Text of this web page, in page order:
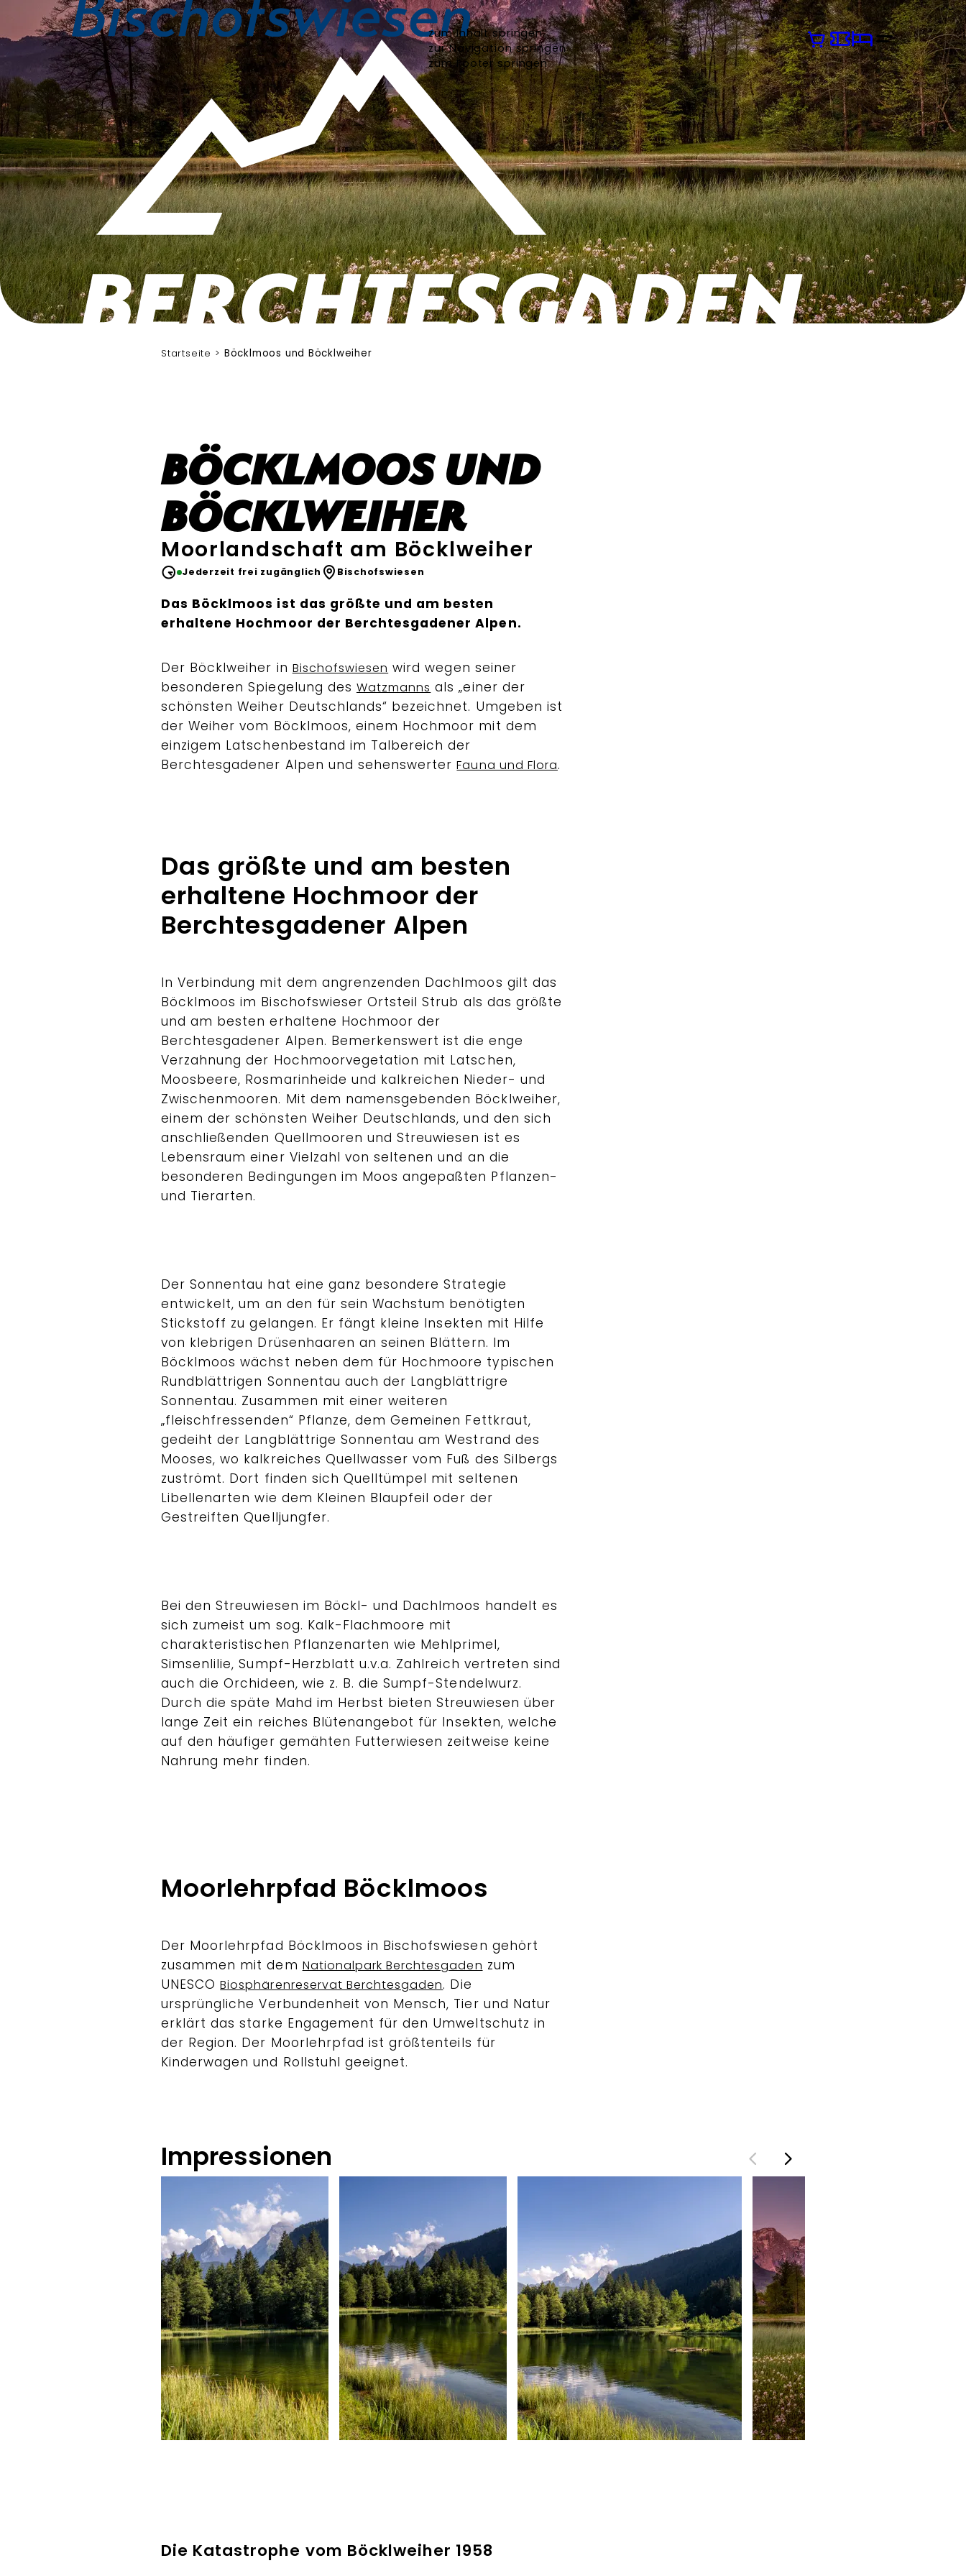
zum Inhalt springen
zur Navigation springen
zum Footer springen
Startseite Böcklmoos und Böcklweiher
Böcklmoos und
Böcklweiher
Moorlandschaft am Böcklweiher
Jederzeit frei zugänglich Bischofswiesen
Das Böcklmoos ist das größte und am besten
erhaltene Hochmoor der Berchtesgadener Alpen.
Der Böcklweiher in Bischofswiesen wird wegen seiner
besonderen Spiegelung des Watzmanns als „einer der
schönsten Weiher Deutschlands“ bezeichnet. Umgeben ist
der Weiher vom Böcklmoos, einem Hochmoor mit dem
einzigem Latschenbestand im Talbereich der
Berchtesgadener Alpen und sehenswerterFauna und Flora.
Das größte und am besten
erhaltene Hochmoor der
Berchtesgadener Alpen
In Verbindung mit dem angrenzenden Dachlmoos gilt das
Böcklmoos im Bischofswieser Ortsteil Strub als das größte
und am besten erhaltene Hochmoor der
Berchtesgadener Alpen. Bemerkenswert ist die enge
Verzahnung der Hochmoorvegetation mit Latschen,
Moosbeere, Rosmarinheide und kalkreichen Nieder- und
Zwischenmooren. Mit dem namensgebenden Böcklweiher,
einem der schönsten Weiher Deutschlands, und den sich
anschließenden Quellmooren und Streuwiesen ist es
Lebensraum einer Vielzahl von seltenen und an die
besonderen Bedingungen im Moos angepaßten Pflanzen-
und Tierarten.
Der Sonnentau hat eine ganz besondere Strategie
entwickelt, um an den für sein Wachstum benötigten
Stickstoff zu gelangen. Er fängt kleine Insekten mit Hilfe
von klebrigen Drüsenhaaren an seinen Blättern. Im
Böcklmoos wächst neben dem für Hochmoore typischen
Rundblättrigen Sonnentau auch der Langblättrigre
Sonnentau. Zusammen mit einer weiteren
„fleischfressenden“ Pflanze, dem Gemeinen Fettkraut,
gedeiht der Langblättrige Sonnentau am Westrand des
Mooses, wo kalkreiches Quellwasser vom Fuß des Silbergs
zuströmt. Dort finden sich Quelltümpel mit seltenen
Libellenarten wie dem Kleinen Blaupfeil oder der
Gestreiften Quelljungfer.
Bei den Streuwiesen im Böckl- und Dachlmoos handelt es
sich zumeist um sog. Kalk-Flachmoore mit
charakteristischen Pflanzenarten wie Mehlprimel,
Simsenlilie, Sumpf-Herzblatt u.v.a. Zahlreich vertreten sind
auch die Orchideen, wie z. B. die Sumpf-Stendelwurz.
Durch die späte Mahd im Herbst bieten Streuwiesen über
lange Zeit ein reiches Blütenangebot für Insekten, welche
auf den häufiger gemähten Futterwiesen zeitweise keine
Nahrung mehr finden.
Moorlehrpfad Böcklmoos
Der Moorlehrpfad Böcklmoos in Bischofswiesen gehört
zusammen mit dem Nationalpark Berchtesgaden zum
UNESCOBiosphärenreservat Berchtesgaden. Die
ursprüngliche Verbundenheit von Mensch, Tier und Natur
erklärt das starke Engagement für den Umweltschutz in
der Region. Der Moorlehrpfad ist größtenteils für
Kinderwagen und Rollstuhl geeignet.
Impressionen
Die Katastrophe vom Böcklweiher 1958